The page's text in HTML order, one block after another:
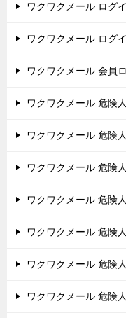
ワクワクメール ログ
ワクワクメール ログ
ワクワクメール 会員
ワクワクメール 危険
ワクワクメール 危険
ワクワクメール 危険
ワクワクメール 危険
ワクワクメール 危険
ワクワクメール 危険
ワクワクメール 危険